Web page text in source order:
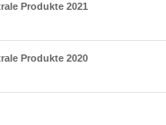
Produkte 2021
Produkte 2020